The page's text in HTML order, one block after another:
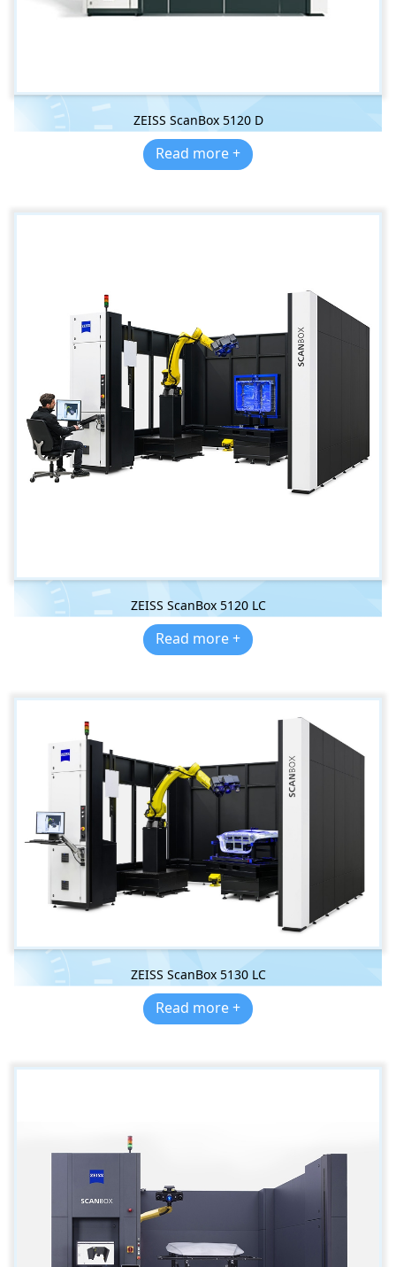
ZEISS ScanBox 5120 D
Read more +
ZEISS ScanBox 5120 LC
Read more +
ZEISS ScanBox 5130 LC
Read more +